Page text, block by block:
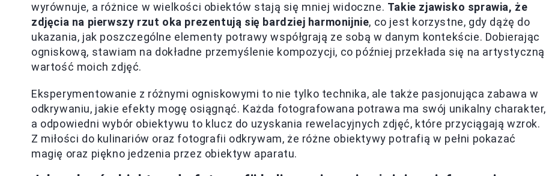
wyrównuje, a różnice w wielkości obiektów stają się mniej widoczne. Takie zjawisko sprawia, że
zdjęcia na pierwszy rzut oka prezentują się bardziej harmonijnie, co jest korzystne, gdy dążę do
ukazania, jak poszczególne elementy potrawy współgrają ze sobą w danym kontekście. Dobierając
ogniskową, stawiam na dokładne przemyślenie kompozycji, co później przekłada się na artystyczną
wartość moich zdjęć.
Eksperymentowanie z różnymi ogniskowymi to nie tylko technika, ale także pasjonująca zabawa w
odkrywaniu, jakie efekty mogę osiągnąć. Każda fotografowana potrawa ma swój unikalny charakter,
a odpowiedni wybór obiektywu to klucz do uzyskania rewelacyjnych zdjęć, które przyciągają wzrok.
Z miłości do kulinariów oraz fotografii odkrywam, że różne obiektywy potrafią w pełni pokazać
magię oraz piękno jedzenia przez obiektyw aparatu.